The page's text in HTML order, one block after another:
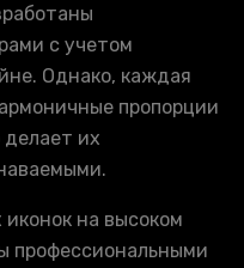
с учетом
Однако, каждая
пропорции
их
на высоком
профессиональными